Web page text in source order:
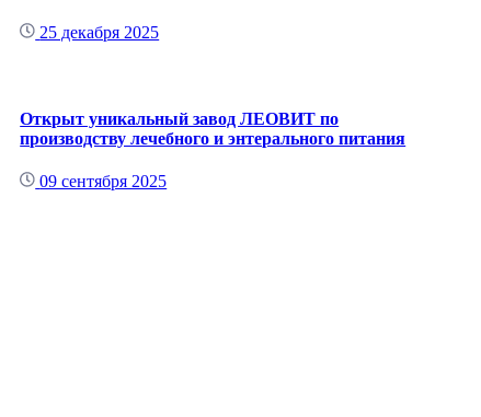
25 декабря 2025
Открыт уникальный завод ЛЕОВИТ по
производству лечебного и энтерального питания
09 сентября 2025